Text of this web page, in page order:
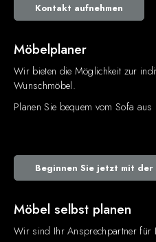
Kontakt aufnehmen
Möbelplaner
Wir bieten die Möglichkeit zur
Wunschmöbel.
Planen Sie bequem vom Sofa
Beginnen Sie jetzt mit der
Möbel selbst planen
Wir sind Ihr Ansprechpartner für